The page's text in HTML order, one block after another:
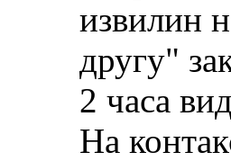
извилин
другу"
2 часа
На